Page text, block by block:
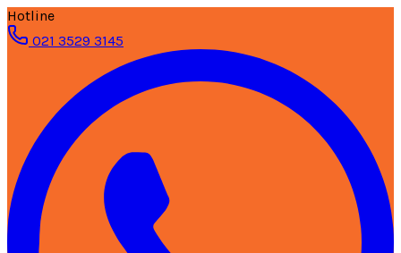
Hotline
021 3529 3145